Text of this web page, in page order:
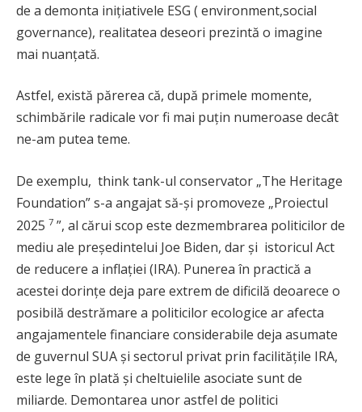
de a demonta inițiativele ESG ( environment,social
governance), realitatea deseori prezintă o imagine
mai nuanțată.
Astfel, există părerea că, după primele momente,
schimbările radicale vor fi mai puțin numeroase decât
ne-am putea teme.
De exemplu, think tank-ul conservator „The Heritage
Foundation” s-a angajat să-și promoveze „Proiectul
2025 7 ”, al cărui scop este dezmembrarea politicilor de
mediu ale președintelui Joe Biden, dar și istoricul Act
de reducere a inflației (IRA). Punerea în practică a
acestei dorințe deja pare extrem de dificilă deoarece o
posibilă destrămare a politicilor ecologice ar afecta
angajamentele financiare considerabile deja asumate
de guvernul SUA și sectorul privat prin facilitățile IRA,
este lege în plată și cheltuielile asociate sunt de
miliarde. Demontarea unor astfel de politici